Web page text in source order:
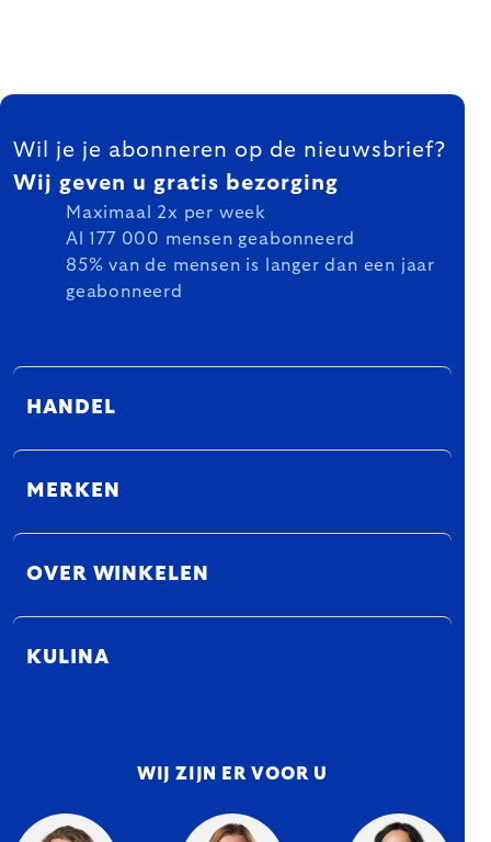
FOOTER
Wil je je abonneren op de nieuwsbrief?
Wij geven u gratis bezorging
Maximaal 2x per week
Al 177 000 mensen geabonneerd
85% van de mensen is langer dan een jaar
geabonneerd
HANDEL
MERKEN
OVER WINKELEN
KULINA
WIJ ZIJN ER VOOR U